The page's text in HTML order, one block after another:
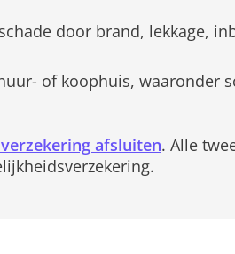
door brand, lekkage,
of koophuis, waaronder
afsluiten. Alle